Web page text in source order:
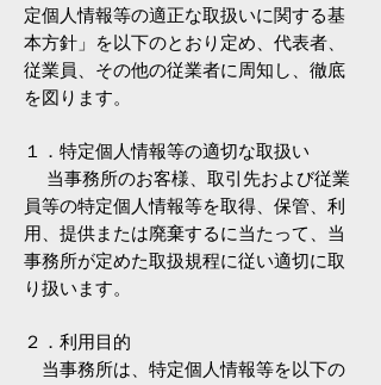
定個人情報等の適正な取扱いに関する基
本方針」を以下のとおり定め、代表者、
従業員、その他の従業者に周知し、徹底
を図ります。
１．特定個人情報等の適切な取扱い
当事務所のお客様、取引先および従業
員等の特定個人情報等を取得、保管、利
用、提供または廃棄するに当たって、当
事務所が定めた取扱規程に従い適切に取
り扱います。
２．利用目的
当事務所は、特定個人情報等を以下の